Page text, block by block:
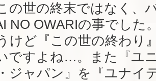
の世の終末ではなく、
NO OWARIの事でした
けど『この世の終わり
ですよね…。また『ユ
ジャパン』を『ユナイ